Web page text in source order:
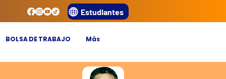
Estudiantes
BOLSA DE TRABAJO Más